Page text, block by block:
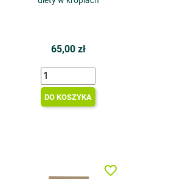
65,00 zł
DO KOSZYKA
favorite_border